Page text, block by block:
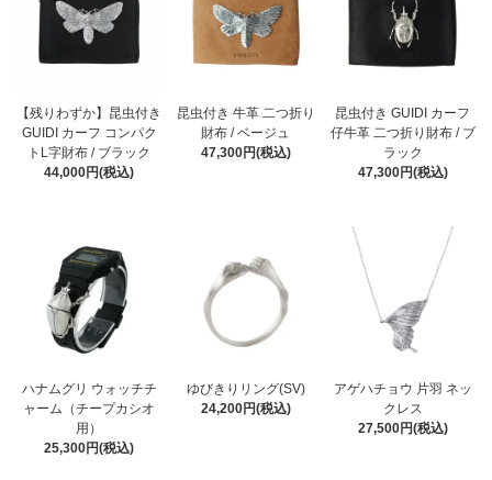
【残りわずか】昆虫付き
GUIDI カーフ コンパク
トL字財布 / ブラック
44,000円(税込)
昆虫付き 牛革 二つ折り
財布 / ベージュ
47,300円(税込)
昆虫付き GUIDI カーフ
仔牛革 二つ折り財布 / ブ
ラック
47,300円(税込)
ハナムグリ ウォッチチ
ャーム（チープカシオ
用）
25,300円(税込)
ゆびきりリング(SV)
24,200円(税込)
アゲハチョウ 片羽 ネッ
クレス
27,500円(税込)